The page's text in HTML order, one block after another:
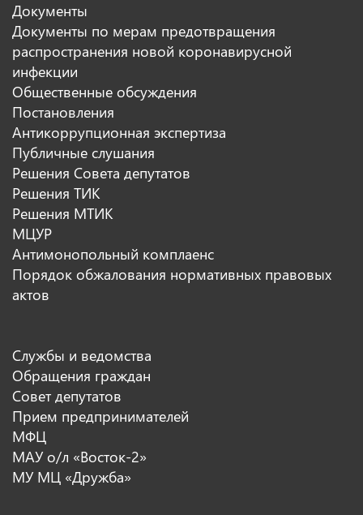
Документы
Документы по мерам предотвращения
распространения новой коронавирусной
инфекции
Общественные обсуждения
Постановления
Антикоррупционная экспертиза
Публичные слушания
Решения Совета депутатов
Решения ТИК
Решения МТИК
МЦУР
Антимонопольный комплаенс
Порядок обжалования нормативных правовых
актов
Службы и ведомства
Обращения граждан
Совет депутатов
Прием предпринимателей
МФЦ
МАУ о/л «Восток-2»
МУ МЦ «Дружба»